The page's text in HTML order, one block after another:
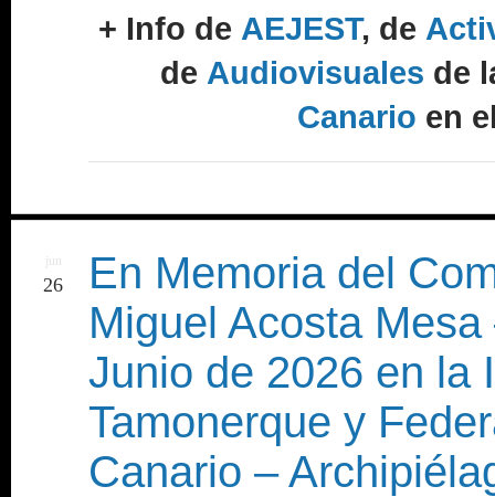
+ Info de AEJEST, de
de Audiovisuales de
Canario en
jun
26
En Memoria del
Miguel Acosta
Junio de 2026 en la
Tamonerque y
Canario –